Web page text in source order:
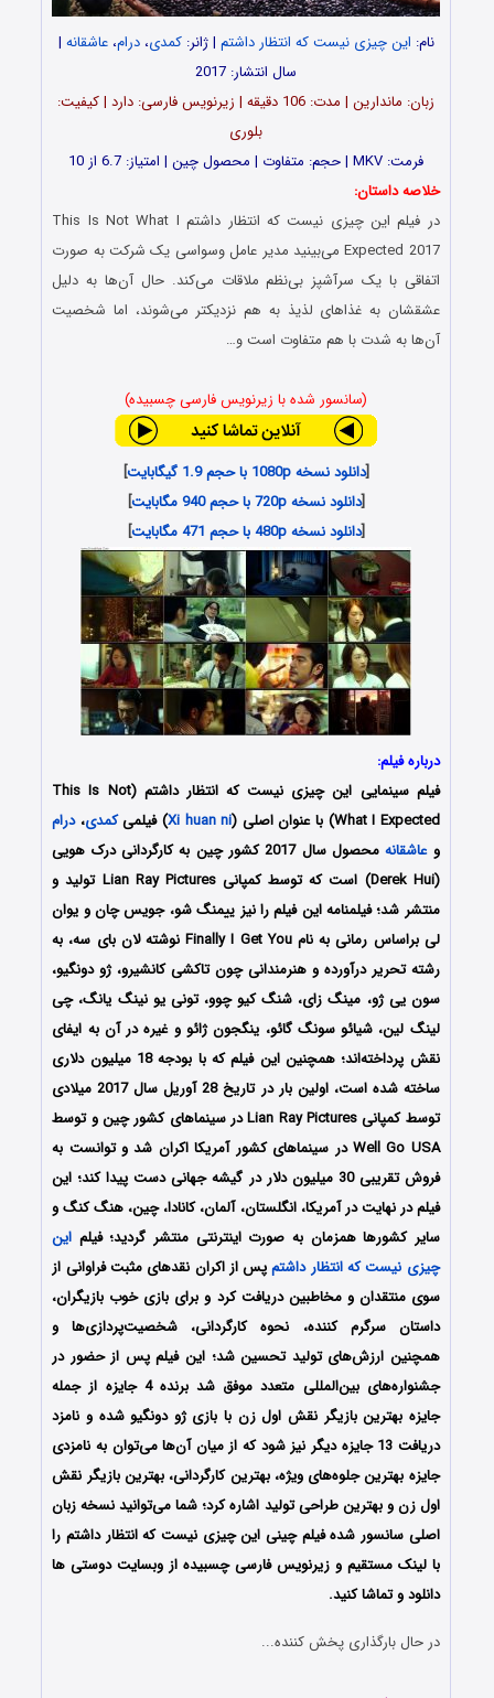
نام: این چیزی نیست که انتظار داشتم | ژانر:کمدی،درام،عاشقانه |
سال انتشار: 2017
زبان: ماندارین | مدت‌: 106 دقیقه | زیرنویس فارسی: دارد | کیفیت:
بلوری
فرمت: MKV | حجم: متفاوت | محصول چین | امتیاز: 6.7 از 10
خلاصه داستان:
در فیلم این چیزی نیست که انتظار داشتم This Is Not What I
Expected 2017 می‌بینید مدیر عامل وسواسی یک شرکت به صورت
اتفاقی با یک سرآشپز بی‌نظم ملاقات می‌کند. حال آن‌ها به دلیل
عشقشان به غذاهای لذیذ به هم نزدیکتر می‌شوند، اما شخصیت
آن‌ها به شدت با هم متفاوت است و…
(سانسور شده با زیرنویس فارسی چسبیده)
[دانلود نسخه 1080p با حجم 1.9 گیگابایت
]
[دانلود نسخه 720p با حجم 940 مگابایت
]
[دانلود نسخه 480p با حجم 471 مگابایت ]
درباره فیلم:
فیلم سینمایی این چیزی نیست که انتظار داشتم (This Is Not
What I Expected) با عنوان اصلی (
Xi huan ni) فیلمیکمدی،درام
وعاشقانه
محصول سال 2017 کشور چین به کارگردانی درک هویی
(Derek Hui) است که توسط کمپانی Lian Ray Pictures تولید و
منتشر شد؛ فیلمنامه این فیلم را نیز ییمنگ شو، جویس چان و یوان
لی براساس رمانی به نام Finally I Get You نوشته لان بای سه، به
رشته تحریر درآورده و هنرمندانی چون تاکشی کانشیرو، ژو دونگیو،
سون یی ژو، مینگ زای، شنگ کیو چوو، تونی یو نینگ یانگ، چی
لینگ لین، شیائو سونگ گائو، ینگجون ژائو و غیره در آن به ایفای
نقش پرداخته‌اند؛ همچنین این فیلم که با بودجه 18 میلیون دلاری
ساخته شده است، اولین بار در تاریخ 28 آوریل سال 2017 میلادی
توسط کمپانی Lian Ray Pictures در سینماهای کشور چین و توسط
Well Go USA در سینماهای کشور آمریکا اکران شد و توانست به
فروش تقریبی 30 میلیون دلار در گیشه جهانی دست پیدا کند؛ این
فیلم در نهایت در آمریکا، انگلستان، آلمان، کانادا، چین، هنگ کنگ و
سایر کشورها همزمان به صورت اینترنتی منتشر گردید؛ فیلم این
چیزی نیست که انتظار داشتمپس از اکران نقدهای مثبت فراوانی از
سوی منتقدان و مخاطبین دریافت کرد و برای بازی خوب بازیگران،
داستان سرگرم کننده، نحوه کارگردانی، شخصیت‌پردازی‌ها و
همچنین ارزش‌های تولید تحسین شد؛ این فیلم پس از حضور در
جشنواره‌های بین‌المللی متعدد موفق شد برنده 4 جایزه از جمله
جایزه بهترین بازیگر نقش اول زن با بازی ژو دونگیو شده و نامزد
دریافت 13 جایزه دیگر نیز شود که از میان آن‌ها می‌توان به نامزدی
جایزه بهترین جلوه‌های ویژه، بهترین کارگردانی، بهترین بازیگر نقش
اول زن و بهترین طراحی تولید اشاره کرد؛ شما می‌توانید نسخه زبان
اصلی سانسور شده فیلم چینی این چیزی نیست که انتظار داشتم را
با لینک مستقیم و زیرنویس فارسی چسبیده از وبسایت دوستی ها
دانلود و تماشا کنید.
در حال بارگذاری پخش کننده...